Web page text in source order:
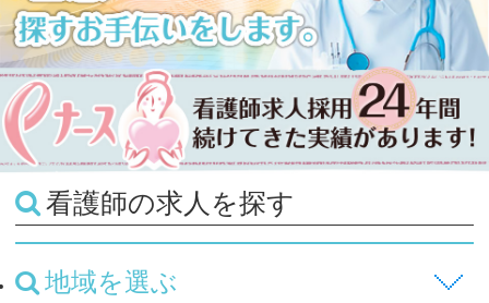
看護師の求人を探す
地域を選ぶ